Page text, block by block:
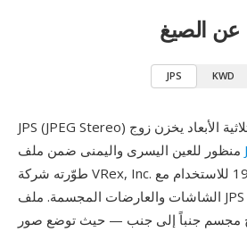
عن الصيغ
JPS KWD
JPS (JPEG Stereo) هو تنسيق صور مجسمة ثلاثية الأبعاد يخزن زوج
طوّرته شركة VRex, Inc. حوالي عام 1997 للاستخدام مع
الشاشات والعارضات المجسمة. ملف JPS هو تقنياً ملف JPEG
مجسم جنباً إلى جنب — حيث توضع صور